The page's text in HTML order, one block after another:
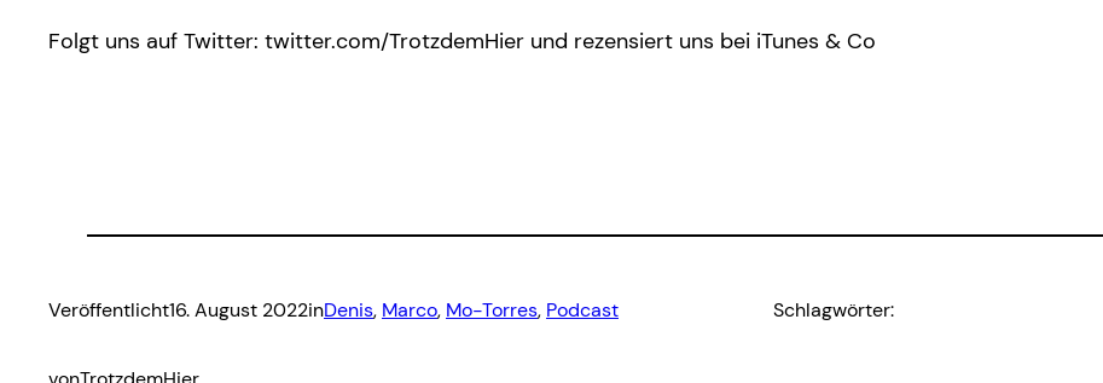
Folgt uns auf Twitter: twitter.com/TrotzdemHier und rezensiert uns bei iTunes & Co
Veröffentlicht16. August 2022inDenis, Marco, Mo-Torres, Podcast Schlagwörter: